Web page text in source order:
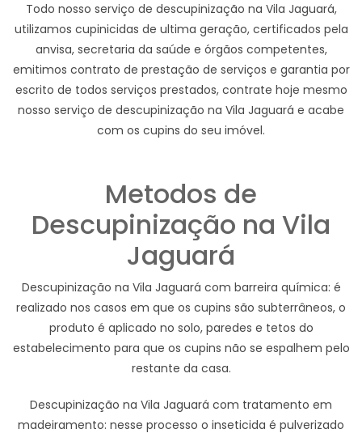
Todo nosso serviço de descupinização na Vila Jaguará,
utilizamos cupinicidas de ultima geração, certificados pela
anvisa, secretaria da saúde e órgãos competentes,
emitimos contrato de prestação de serviços e garantia por
escrito de todos serviços prestados, contrate hoje mesmo
nosso serviço de descupinização na Vila Jaguará e acabe
com os cupins do seu imóvel.
Metodos de
Descupinização na Vila
Jaguará
Descupinização na Vila Jaguará com barreira química: é
realizado nos casos em que os cupins são subterrâneos, o
produto é aplicado no solo, paredes e tetos do
estabelecimento para que os cupins não se espalhem pelo
restante da casa.
Descupinização na Vila Jaguará com tratamento em
madeiramento: nesse processo o inseticida é pulverizado